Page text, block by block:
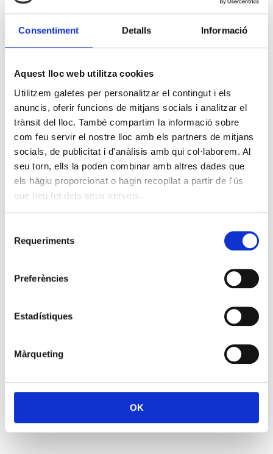
Consentiment Detalls Informació
Aquest lloc web utilitza cookies
Utilitzem galetes per personalitzar el contingut i els
anuncis, oferir funcions de mitjans socials i analitzar el
trànsit del lloc. També compartim la informació sobre
com feu servir el nostre lloc amb els partners de mitjans
socials, de publicitat i d'anàlisis amb qui col·laborem. Al
seu torn, ells la poden combinar amb altres dades que
els hàgiu proporcionat o hagin recopilat a partir de l'ús
que heu fet dels seus serveis.
Requeriments
Preferències
Estadístiques
Màrqueting
OK